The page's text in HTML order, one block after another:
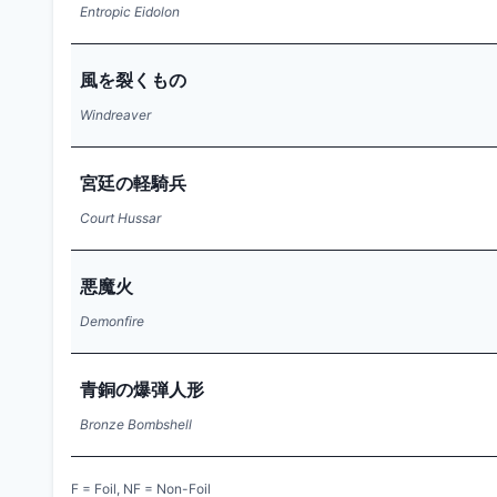
Entropic Eidolon
風を裂くもの
Windreaver
宮廷の軽騎兵
Court Hussar
悪魔火
Demonfire
青銅の爆弾人形
Bronze Bombshell
F = Foil, NF = Non-Foil